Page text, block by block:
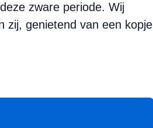
zware periode. Wij
zij, genietend van een kopje